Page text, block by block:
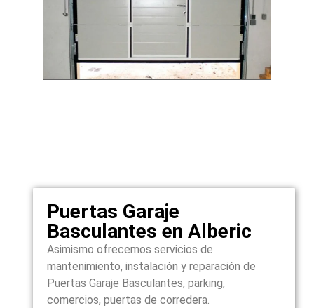
Puertas Garaje
Basculantes en Alberic
Asimismo ofrecemos servicios de
mantenimiento, instalación y reparación de
Puertas Garaje Basculantes, parking,
comercios, puertas de corredera.